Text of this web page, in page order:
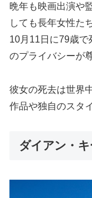
晩年も映画出演や
しても長年女性た
10月11日に79歳で
のプライバシーが
彼女の死去は世界
作品や独自のスタ
ダイアン・